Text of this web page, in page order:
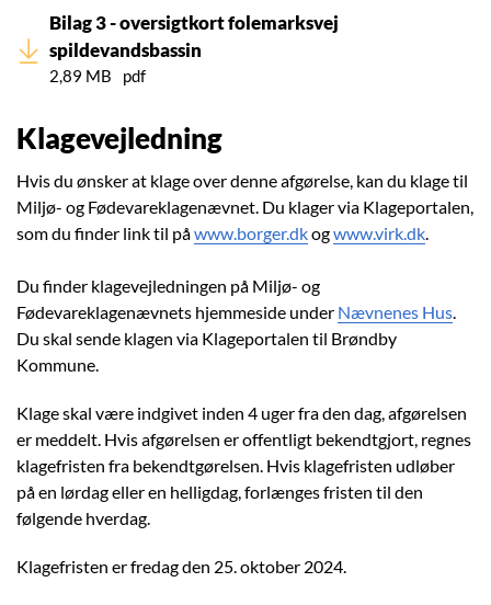
Bilag 3 - oversigtkort folemarksvej
spildevandsbassin
2,89 MB pdf
Klagevejledning
Hvis du ønsker at klage over denne afgørelse, kan du klage til
Miljø- og Fødevareklagenævnet. Du klager via Klageportalen,
som du finder link til påwww.borger.dkogwww.virk.dk.
Du finder klagevejledningen på Miljø- og
Fødevareklagenævnets hjemmeside under Nævnenes Hus.
Du skal sende klagen via Klageportalen til Brøndby
Kommune.
Klage skal være indgivet inden 4 uger fra den dag, afgørelsen
er meddelt. Hvis afgørelsen er offentligt bekendtgjort, regnes
klagefristen fra bekendtgørelsen. Hvis klagefristen udløber
på en lørdag eller en helligdag, forlænges fristen til den
følgende hverdag.
Klagefristen er fredag den 25. oktober 2024.